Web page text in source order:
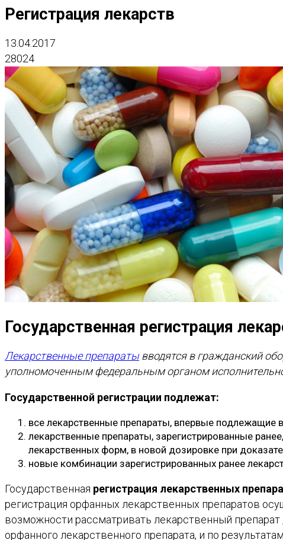
Регистрация лекарств
13.04.2017
28024
Государственная регистрация
Лекарственные препаратывводятся в гражданский
уполномоченным федеральным органом
Государственной регистрации подлежат:
все лекарственные препараты, впервые подлежащие
лекарственные препараты, зарегистрированные
лекарственных форм, в новой дозировке при
новые комбинации зарегистрированных ранее
Государственная регистрация лекарственных
регистрация орфанных лекарственных препаратов
возможности рассматривать лекарственный
орфанного лекарственного препарата, и по